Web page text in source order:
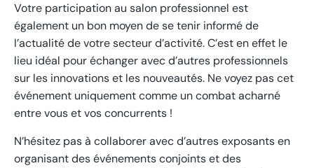
Votre participation au salon professionnel est
également un bon moyen de se tenir informé de
l’actualité de votre secteur d’activité. C’est en effet le
lieu idéal pour échanger avec d’autres professionnels
sur les innovations et les nouveautés. Ne voyez pas cet
événement uniquement comme un combat acharné
entre vous et vos concurrents !
N’hésitez pas à collaborer avec d’autres exposants en
organisant des événements conjoints et des